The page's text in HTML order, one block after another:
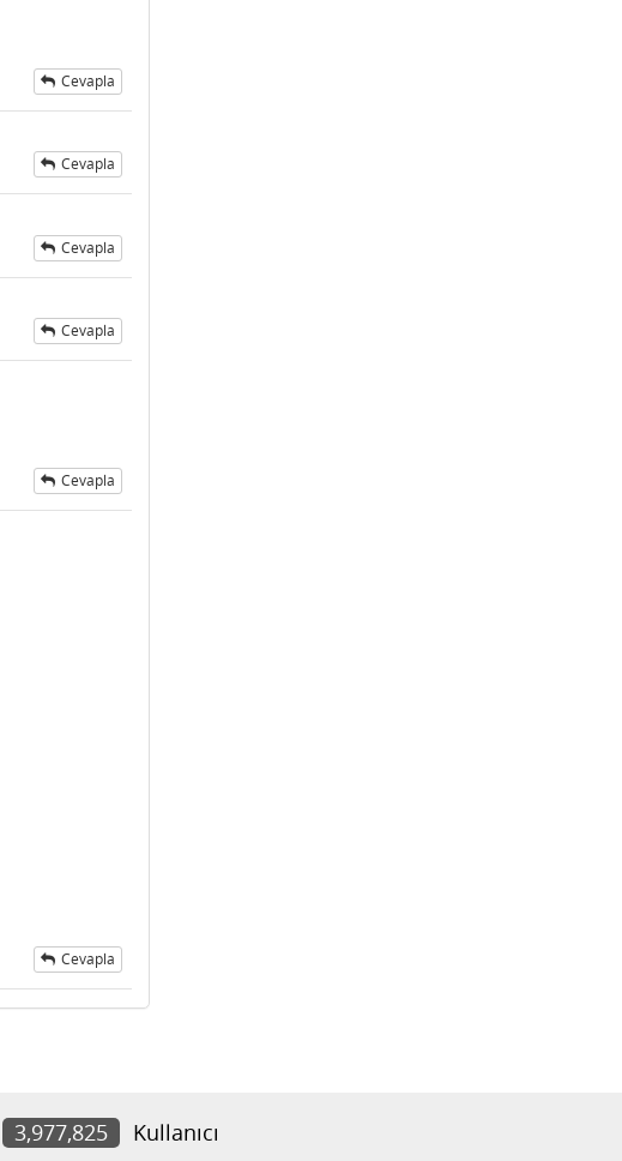
Cevapla
Cevapla
Cevapla
Cevapla
Cevapla
Cevapla
3,977,825 Kullanıcı